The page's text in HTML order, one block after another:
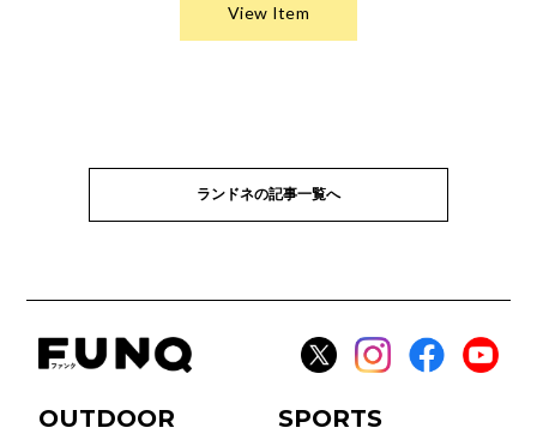
ランドネの記事一覧へ
OUTDOOR
SPORTS